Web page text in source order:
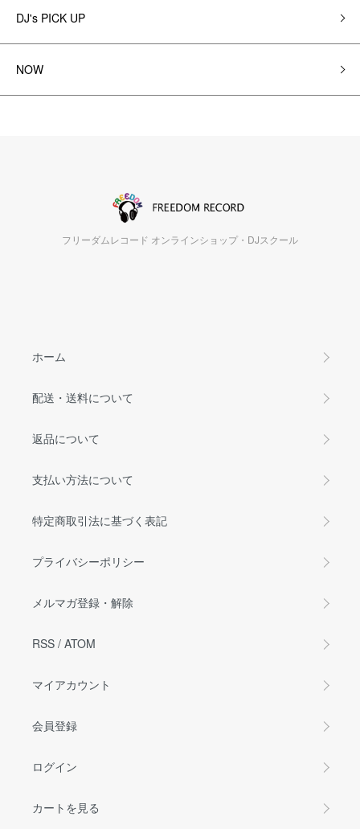
DJ's PICK UP
NOW
フリーダムレコード オンラインショップ・DJスクール
ホーム
配送・送料について
返品について
支払い方法について
特定商取引法に基づく表記
プライバシーポリシー
メルマガ登録・解除
RSS / ATOM
マイアカウント
会員登録
ログイン
カートを見る